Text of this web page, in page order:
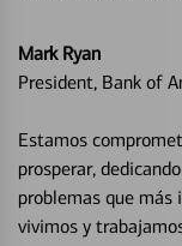
Mark Ryan
President, Bank of
Estamos
prosperar,
problemas que más
vivimos y